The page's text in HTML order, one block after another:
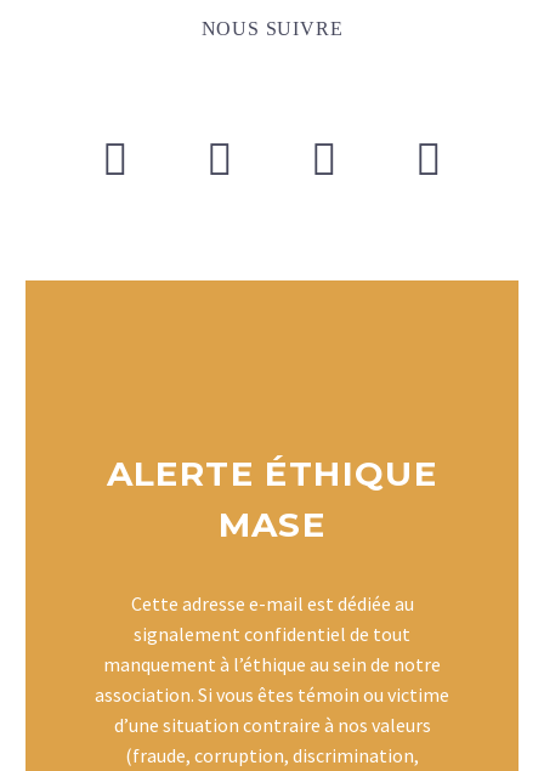
NOUS SUIVRE
ALERTE ÉTHIQUE
MASE
Cette adresse e-mail est dédiée au
signalement confidentiel de tout
manquement à l’éthique au sein de notre
association. Si vous êtes témoin ou victime
d’une situation contraire à nos valeurs
(fraude, corruption, discrimination,